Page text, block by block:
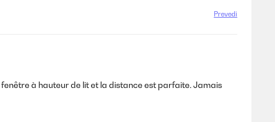
Prevedi
à hauteur de lit et la distance est parfaite. Jamais